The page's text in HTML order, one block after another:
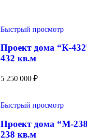
Быстрый просмотр
Проект дома “К-
432 кв.м
5 250 000 ₽
Быстрый просмотр
Проект дома “М-
238 кв.м